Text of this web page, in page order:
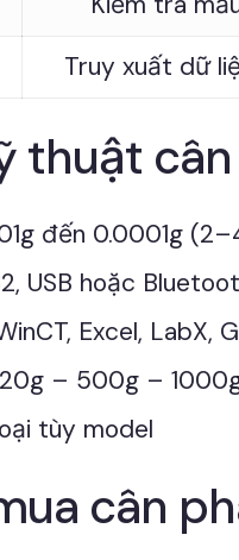
Truy xuất dữ
thuật
đến 0.0001g
USB hoặc
Excel, LabX,
– 500g –
tùy model
cân